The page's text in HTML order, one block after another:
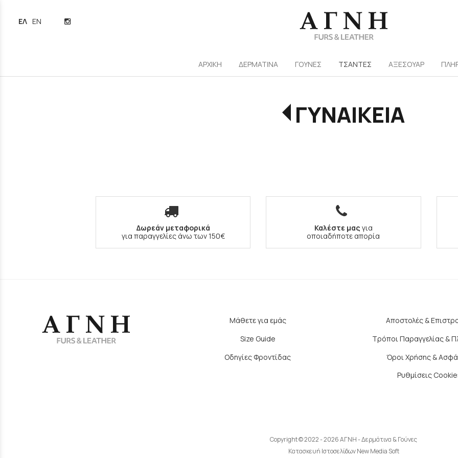
ΕΛΛΗΝΙΚΆ
ENGLISH
ΑΡΧΙΚΗ ΔΕΡΜΑΤΙΝΑ ΓΟΥΝΕΣ ΤΣΑΝΤΕΣ ΑΞΕΣΟΥΑΡ
ΓΥΝΑΙΚΕΙΑ
Δωρεάν μεταφορικά
για παραγγελίες άνω των 150€
Καλέστε μας για
οποιαδήποτε απορία
Μάθετε για εμάς
Size Guide
Οδηγίες Φροντίδας
Αποστολές &
Τρόποι Παραγγελίας &
Όροι Χρήσης &
Ρυθμίσεις
Copyright © 2022 - 2026 ΑΓΝΗ - Δερμάτινα & Γούνες
Κατασκευή Ιστοσελίδων New Media Soft